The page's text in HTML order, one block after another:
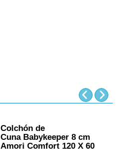
Colchón de
Cuna Babykeeper 8 cm
Amori Comfort 120 X 60